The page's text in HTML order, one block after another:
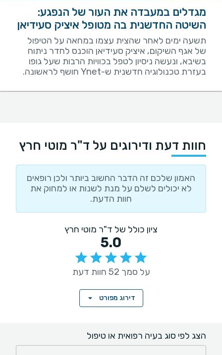
מגדלים במעבדה את העור של הנפגע:
השיטה החדשנית בה מטופל איציק סעידיאן
תשעה ימים לאחר שהצית עצמו במחאה על הטיפול
של אגף השיקום, איציק סעידיאן הוכנס לחדר ניתוח
בשיבא, ונעשה ניסיון לטפל בכוויות הרבות שעל גופו
בעזרת טכנולוגיה חדשנית ש-Ynet חושף לראשונה.
חוות דעת ודירוגים על ד"ר מוטי חרץ
האמון שלכם זה הדבר החשוב ביותר ולכן רופאים
לא יכולים לשלם על מנת לשנות או למחוק את
חוות הדעת.
ציון כולל של ד"ר מוטי חרץ
5.0
על סמך 52 חוות דעת
דירוג מפורט
הצג לפי סוג בעיה רפואית או טיפול